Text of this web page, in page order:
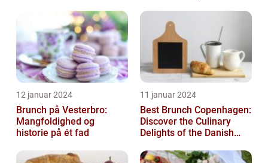
12 januar 2024
Brunch på Vesterbro:
Mangfoldighed og
historie på ét fad
11 januar 2024
Best Brunch Copenhagen:
Discover the Culinary
Delights of the Danish